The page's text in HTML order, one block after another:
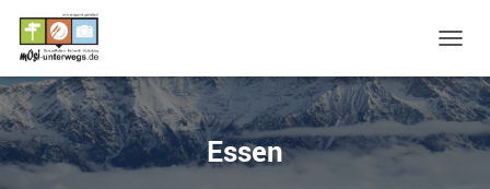
Essen